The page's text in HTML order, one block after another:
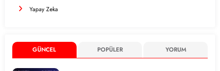
Yapay Zeka
GÜNCEL POPÜLER YORUM